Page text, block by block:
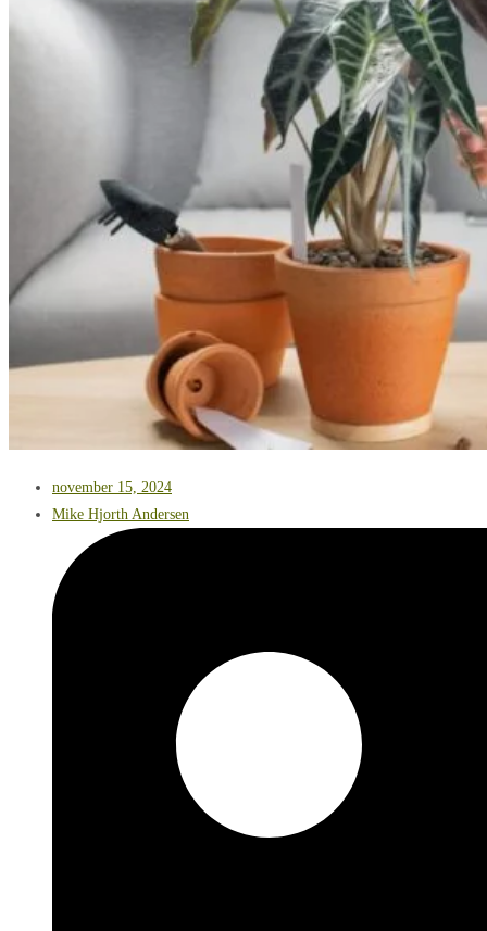
november 15, 2024
Mike Hjorth Andersen